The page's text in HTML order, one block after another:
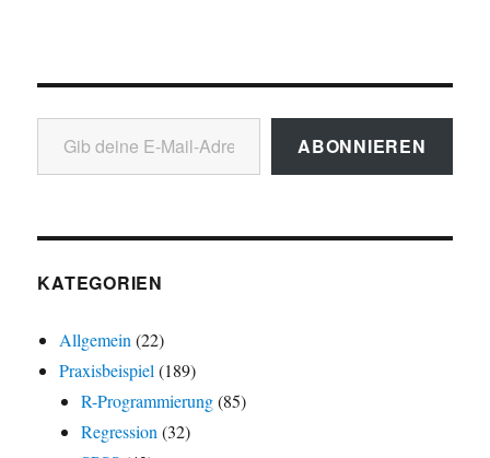
Gib deine E-Mail-Adresse ein ...
ABONNIEREN
KATEGORIEN
Allgemein (22)
Praxisbeispiel (189)
R-Programmierung(85)
Regression (32)